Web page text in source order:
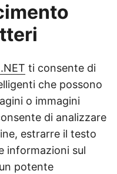
ti consente di
che possono
o immagini
di analizzare
estrarre il testo
informazioni sul
potente